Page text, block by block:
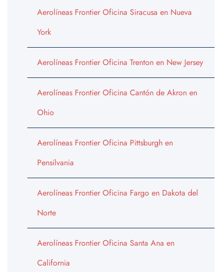
Aerolíneas Frontier Oficina Siracusa en Nueva
York
Aerolíneas Frontier Oficina Trenton en New Jersey
Aerolíneas Frontier Oficina Cantón de Akron en
Ohio
Aerolíneas Frontier Oficina Pittsburgh en
Pensilvania
Aerolíneas Frontier Oficina Fargo en Dakota del
Norte
Aerolíneas Frontier Oficina Santa Ana en
California